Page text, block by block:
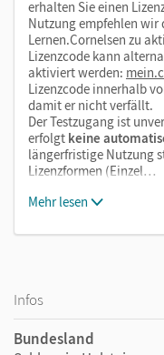
erhalten Sie einen
Nutzung empfehlen wir
Lernen.Cornelsen zu
Lizenzcode kann
aktiviert werden:
Lizenzcode innerhalb
damit er nicht verfällt.
Der Testzugang ist
erfolgt keine
längerfristige Nutzung
Lizenzformen (Einzel…
Mehr lesen
Infos
Bundesland